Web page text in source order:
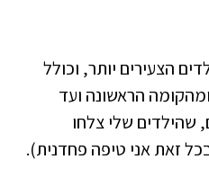
הצעירים יותר, וכולל
הראשונה ועד
שהילדים שלי צלחו
זאת אני טיפה פחדנית).